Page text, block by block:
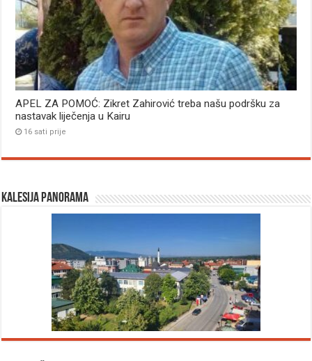
APEL ZA POMOĆ: Zikret Zahirović treba našu podršku za
nastavak liječenja u Kairu
16 sati prije
Kalesija panorama